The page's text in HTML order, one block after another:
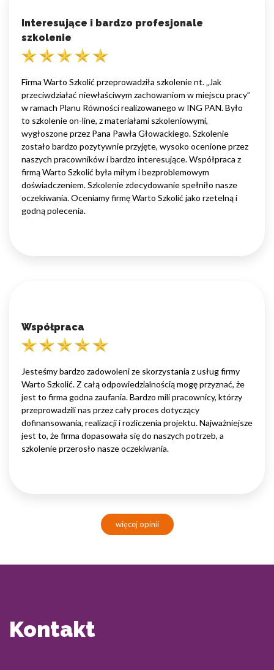
Interesujące i bardzo profesjonale
szkolenie
Firma Warto Szkolić przeprowadziła szkolenie nt. „Jak
przeciwdziałać niewłaściwym zachowaniom w miejscu pracy”
w ramach Planu Równości realizowanego w ING PAN. Było
to szkolenie on-line, z materiałami szkoleniowymi,
wygłoszone przez Pana Pawła Głowackiego. Szkolenie
zostało bardzo pozytywnie przyjęte, wysoko ocenione przez
naszych pracowników i bardzo interesujące. Współpraca z
firmą Warto Szkolić była miłym i bezproblemowym
doświadczeniem. Szkolenie zdecydowanie spełniło nasze
oczekiwania. Oceniamy firmę Warto Szkolić jako rzetelną i
godną polecenia.
Współpraca
Jesteśmy bardzo zadowoleni ze skorzystania z usług firmy
Warto Szkolić. Z całą odpowiedzialnością mogę przyznać, że
jest to firma godna zaufania. Bardzo mili pracownicy, którzy
przeprowadzili nas przez cały proces dotyczący
dofinansowania, realizacji i rozliczenia projektu. Najważniejsze
jest to, że firma dopasowała się do naszych potrzeb, a
szkolenie przerosło nasze oczekiwania.
więcej opinii
Kontakt